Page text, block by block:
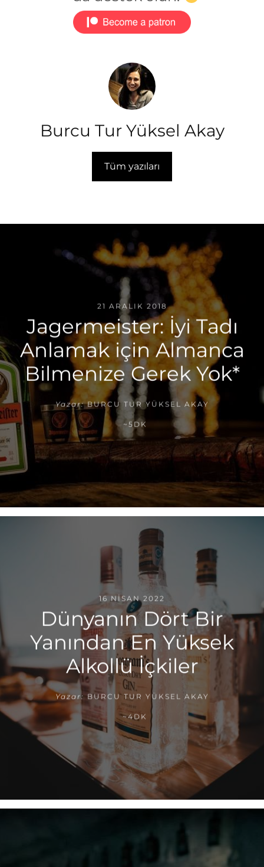
Burcu Tur Yüksel Akay
Tüm yazıları
21 ARALIK 2018
Jagermeister: İyi Tadı
Anlamak için Almanca
Bilmenize Gerek Yok*
Yazar: BURCU TUR YÜKSEL AKAY
~5DK
16 NISAN 2022
Dünyanın Dört Bir
Yanından En Yüksek
Alkollü İçkiler
Yazar: BURCU TUR YÜKSEL AKAY
~4DK